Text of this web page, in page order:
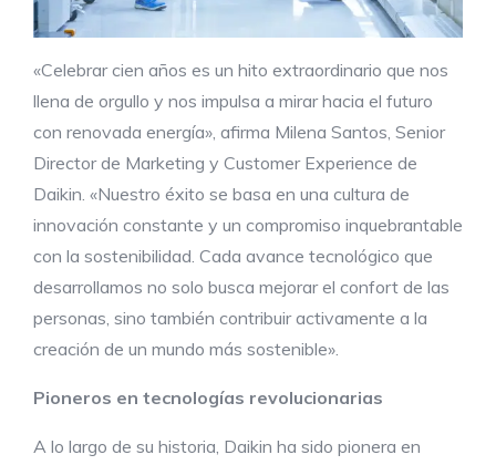
«Celebrar cien años es un hito extraordinario que nos
llena de orgullo y nos impulsa a mirar hacia el futuro
con renovada energía», afirma Milena Santos, Senior
Director de Marketing y Customer Experience de
Daikin. «Nuestro éxito se basa en una cultura de
innovación constante y un compromiso inquebrantable
con la sostenibilidad. Cada avance tecnológico que
desarrollamos no solo busca mejorar el confort de las
personas, sino también contribuir activamente a la
creación de un mundo más sostenible».
Pioneros en tecnologías revolucionarias
A lo largo de su historia, Daikin ha sido pionera en